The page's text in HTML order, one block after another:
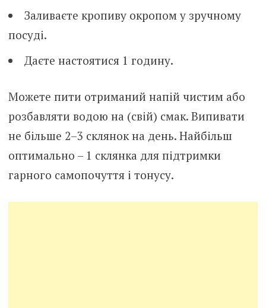
Заливаєте кропиву окропом у зручному
посуді.
Даєте настоятися 1 годину.
Можете пити отриманий напій чистим або
розбавляти водою на (свій) смак. Випивати
не більше 2–3 склянок на день. Найбільш
оптимально – 1 склянка для підтримки
гарного самопочуття і тонусу.